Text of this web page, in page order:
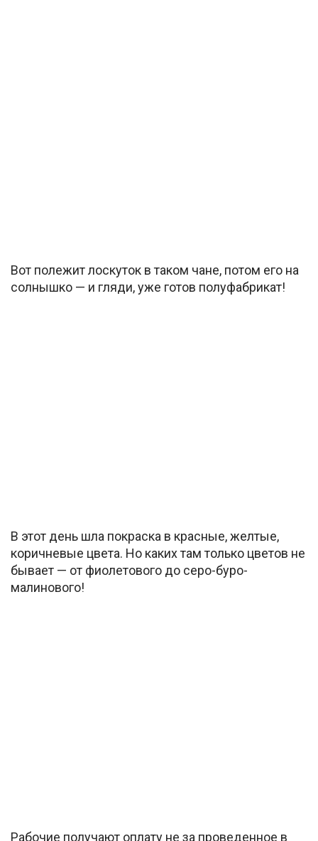
Вот полежит лоскуток в таком чане, потом его на
солнышко — и гляди, уже готов полуфабрикат!
В этот день шла покраска в красные, желтые,
коричневые цвета. Но каких там только цветов не
бывает — от фиолетового до серо-буро-
малинового!
Рабочие получают оплату не за проведенное в